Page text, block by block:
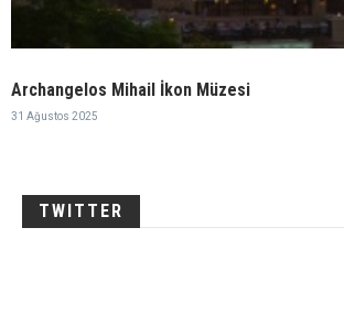
Archangelos Mihail İkon Müzesi
31 Ağustos 2025
TWITTER